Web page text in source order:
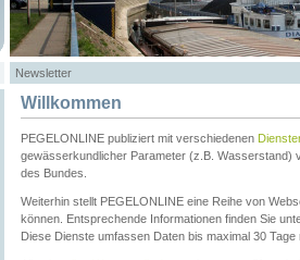
Newsletter
Willkommen
PEGELONLINE publiziert mit verschiedenen
gewässerkundlicher Parameter (z.B. Wasserstand)
des Bundes.
Weiterhin stellt PEGELONLINE eine Reihe von
können. Entsprechende Informationen finden Sie
Diese Dienste umfassen Daten bis maximal 30 Tage